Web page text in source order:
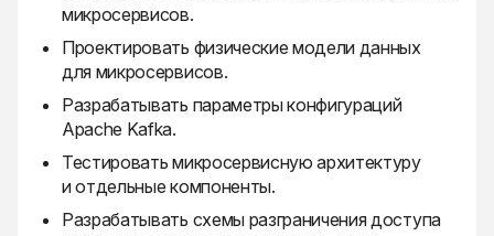
микросервисов.
Проектировать физические модели данных
для микросервисов.
Разрабатывать параметры конфигураций
Apache Kafka.
Тестировать микросервисную архитектуру
и отдельные компоненты.
Разрабатывать схемы разграничения доступа